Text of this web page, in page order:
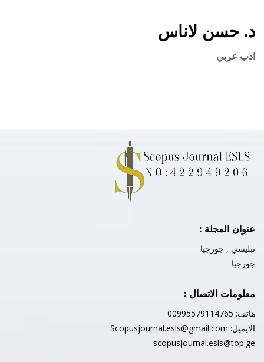
د. حسن لاناس
ادب عربي
عنوان المجلة :
تبليسي , جورجيا
جورجيا
معلومات الاتصال :
هاتف: 00995579114765
الايميل: Scopusjournal.esls@gmail.com
scopusjournal.esls@top.ge